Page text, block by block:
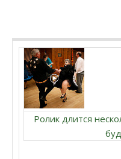
Ролик длится